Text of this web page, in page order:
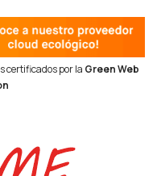
certificados por la Green Web